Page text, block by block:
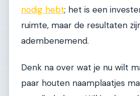
nodig hebt; het is een
ruimte, maar de resultaten
adembenemend.
Denk na over wat je nu wilt
paar houten naamplaatjes